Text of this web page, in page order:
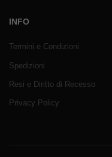
INFO
Termini e Condizioni
Spedizioni
Resi e Diritto di Recesso
Privacy Policy